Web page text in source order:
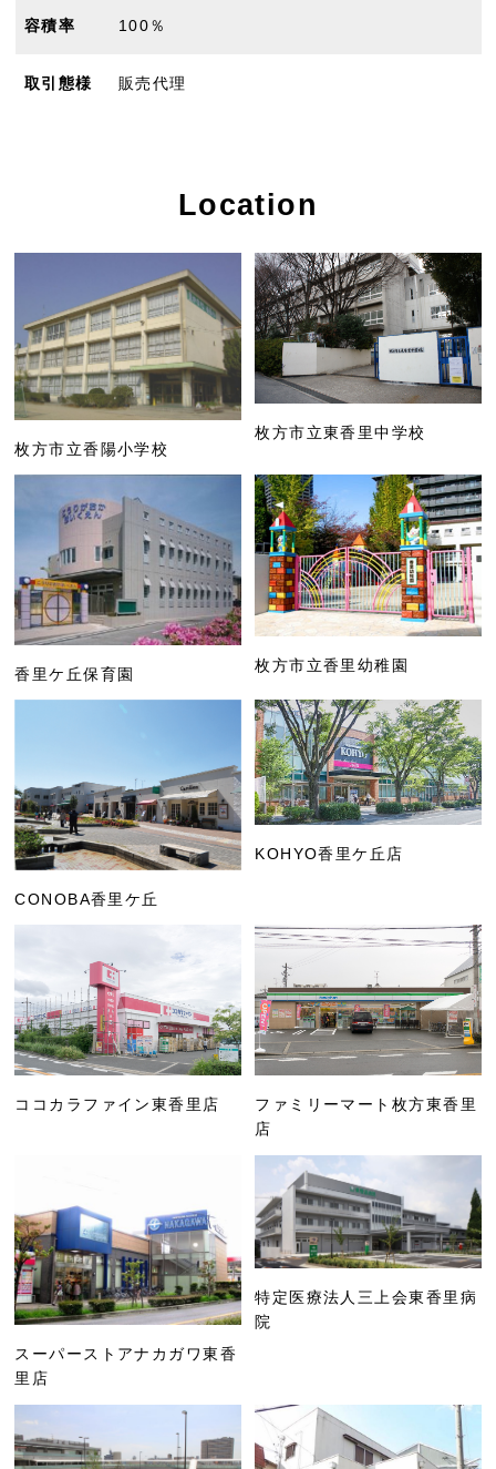
容積率 100％
取引態様 販売代理
Location
枚方市立香陽小学校
枚方市立東香里中学校
香里ケ丘保育園 枚方市立香里幼稚園
CONOBA香里ケ丘
KOHYO香里ケ丘店
ココカラファイン東香里店
ファミリーマート枚方東香里
店
スーパーストアナカガワ東香
里店
特定医療法人三上会東香里病
院